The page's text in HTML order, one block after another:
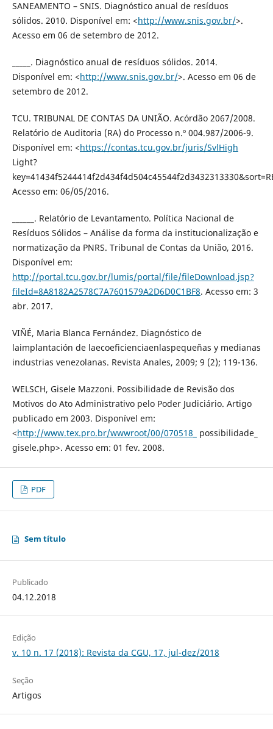
SANEAMENTO – SNIS. Diagnóstico anual de resíduos
sólidos. 2010. Disponível em: <http://www.snis.gov.br/>.
Acesso em 06 de setembro de 2012.
_____. Diagnóstico anual de resíduos sólidos. 2014.
Disponível em: <http://www.snis.gov.br/>. Acesso em 06 de
setembro de 2012.
TCU. TRIBUNAL DE CONTAS DA UNIÃO. Acórdão 2067/2008.
Relatório de Auditoria (RA) do Processo n.º 004.987/2006-9.
Disponível em: <https://contas.tcu.gov.br/juris/SvlHigh
Light?
Acesso em: 06/05/2016.
______. Relatório de Levantamento. Política Nacional de
Resíduos Sólidos – Análise da forma da institucionalização e
normatização da PNRS. Tribunal de Contas da União, 2016.
Disponível em:
http://portal.tcu.gov.br/lumis/portal/file/fileDownload.jsp?
fileId=8A8182A2578C7A7601579A2D6D0C1BF8. Acesso em: 3
abr. 2017.
VIÑÉ, Maria Blanca Fernández. Diagnóstico de
laimplantación de laecoeficienciaenlaspequeñas y medianas
industrias venezolanas. Revista Anales, 2009; 9 (2); 119-136.
WELSCH, Gisele Mazzoni. Possibilidade de Revisão dos
Motivos do Ato Administrativo pelo Poder Judiciário. Artigo
publicado em 2003. Disponível em:
<http://www.tex.pro.br/wwwroot/00/070518_
possibilidade_
gisele.php>. Acesso em: 01 fev. 2008.
PDF
Sem título
Publicado
04.12.2018
Edição
v. 10 n. 17 (2018): Revista da CGU, 17, jul-dez/2018
Seção
Artigos